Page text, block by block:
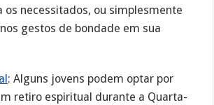
os necessitados, ou simplesmente
gestos de bondade em sua
: Alguns jovens podem optar por
retiro espiritual durante a Quarta-